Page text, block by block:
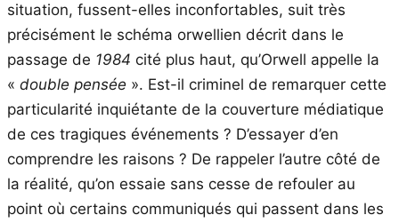
situation, fussent-elles inconfortables, suit très
précisément le schéma orwellien décrit dans le
passage de 1984 cité plus haut, qu’Orwell appelle la
« double pensée ». Est-il criminel de remarquer cette
particularité inquiétante de la couverture médiatique
de ces tragiques événements ? D’essayer d’en
comprendre les raisons ? De rappeler l’autre côté de
la réalité, qu’on essaie sans cesse de refouler au
point où certains communiqués qui passent dans les